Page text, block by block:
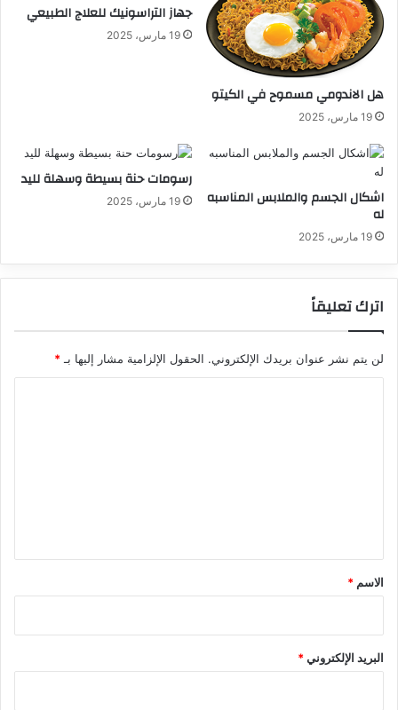
هل الاندومي مسموح في الكيتو
19 مارس، 2025
جهاز التراسونيك للعلاج الطبيعي
19 مارس، 2025
اشكال الجسم والملابس المناسبه
له
19 مارس، 2025
رسومات حنة بسيطة وسهلة لليد
19 مارس، 2025
اترك تعليقاً
لن يتم نشر عنوان بريدك الإلكتروني. الحقول الإلزامية مشار إليها بـ *
*
الاسم *
البريد الإلكتروني*